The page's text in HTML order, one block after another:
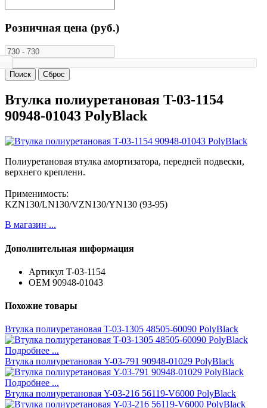
Розничная цена (руб.)
Втулка полиуретановая T-03-1154
90948-01043 PolyBlack
Полиуретановая втулка амортизатора, передней подвески,
верхнего креплени.
Применимость:
KZN130/LN130/VZN130/YN130 (93-95)
В магазин ...
Дополнительная информация
Артикул T-03-1154
ОЕМ 90948-01043
Похожие товары
Втулка полиуретановая T-03-1305 48505-60090 PolyBlack
Подробнее ...
Втулка полиуретановая Y-03-791 90948-01029 PolyBlack
Подробнее ...
Втулка полиуретановая Y-03-216 56119-V6000 PolyBlack